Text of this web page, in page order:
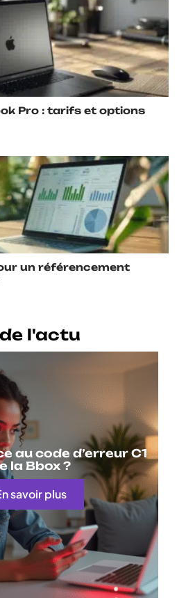
Pro : tarifs et options
un référencement
l'actu
au code d’erreur C1
la Bbox ?
savoir plus